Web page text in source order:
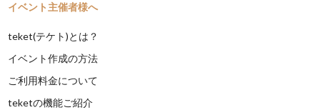
イベント主催者様へ
teket(テケト)とは？
イベント作成の方法
ご利用料金について
teketの機能ご紹介